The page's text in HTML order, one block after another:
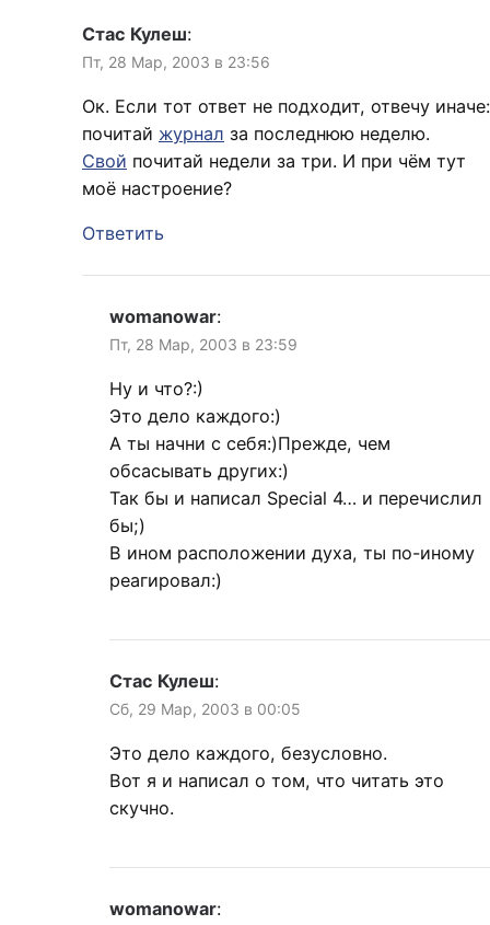
Стас Кулеш:
Пт, 28 Мар, 2003 в 23:56
Ок. Если тот ответ не подходит, отвечу иначе:
почитай журнал за последнюю неделю.
Свой почитай недели за три. И при чём тут
моё настроение?
Ответить
womanowar:
Пт, 28 Мар, 2003 в 23:59
Ну и что?:)
Это дело каждого:)
А ты начни с себя:)Прежде, чем
обсасывать других:)
Так бы и написал Special 4… и перечислил
бы;)
В ином расположении духа, ты по-иному
реагировал:)
Стас Кулеш:
Сб, 29 Мар, 2003 в 00:05
Это дело каждого, безусловно.
Вот я и написал о том, что читать это
скучно.
womanowar: